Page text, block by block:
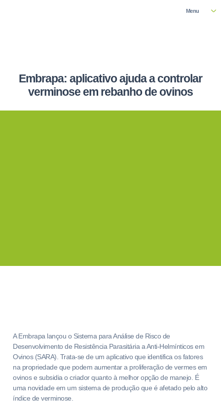
Menu
Embrapa: aplicativo ajuda a controlar
verminose em rebanho de ovinos
A Embrapa lançou o Sistema para Análise de Risco de
Desenvolvimento de Resistência Parasitária a Anti-Helmínticos em
Ovinos (SARA). Trata-se de um aplicativo que identifica os fatores
na propriedade que podem aumentar a proliferação de vermes em
ovinos e subsidia o criador quanto à melhor opção de manejo. É
uma novidade em um sistema de produção que é afetado pelo alto
índice de verminose.